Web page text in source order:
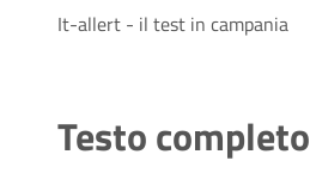
It-allert - il test in campania
Testo completo